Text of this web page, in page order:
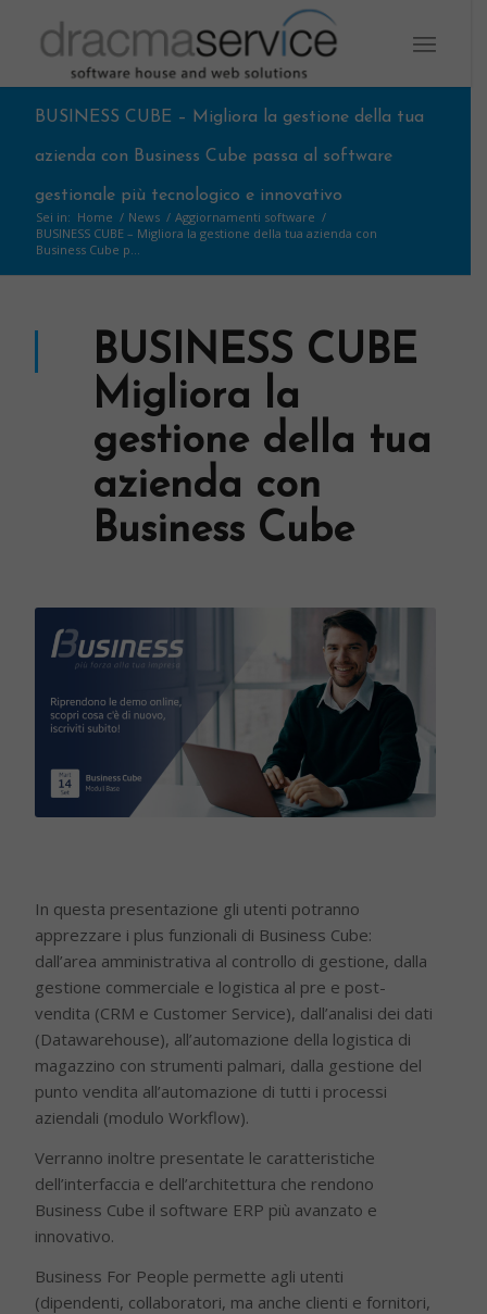
BUSINESS CUBE – Migliora la gestione della tua
azienda con Business Cube passa al software
gestionale più tecnologico e innovativo
Sei in: Home / News / Aggiornamenti software /
BUSINESS CUBE – Migliora la gestione della tua azienda con
Business Cube p...
BUSINESS CUBE
Migliora la
gestione della tua
azienda con
Business Cube
In questa presentazione gli utenti potranno
apprezzare i plus funzionali di Business Cube:
dall’area amministrativa al controllo di gestione, dalla
gestione commerciale e logistica al pre e post-
vendita (CRM e Customer Service), dall’analisi dei dati
(Datawarehouse), all’automazione della logistica di
magazzino con strumenti palmari, dalla gestione del
punto vendita all’automazione di tutti i processi
aziendali (modulo Workflow).
Verranno inoltre presentate le caratteristiche
dell’interfaccia e dell’architettura che rendono
Business Cube il software ERP più avanzato e
innovativo.
Business For People permette agli utenti
(dipendenti, collaboratori, ma anche clienti e fornitori,